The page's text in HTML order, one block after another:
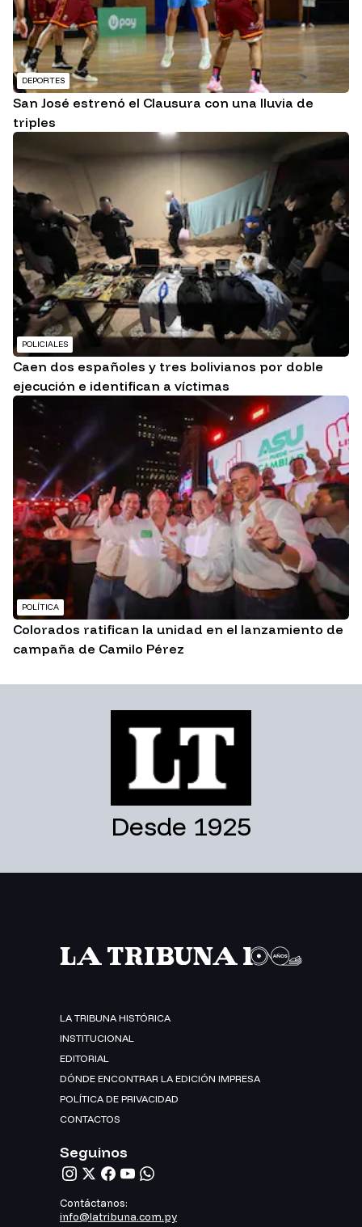
DEPORTES
San José estrenó el Clausura con una lluvia de
triples
POLICIALES
Caen dos españoles y tres bolivianos por doble
ejecución e identifican a víctimas
POLÍTICA
Colorados ratifican la unidad en el lanzamiento de
campaña de Camilo Pérez
Desde 1925
LA TRIBUNA HISTÓRICA
INSTITUCIONAL
EDITORIAL
DÓNDE ENCONTRAR LA EDICIÓN IMPRESA
POLÍTICA DE PRIVACIDAD
CONTACTOS
Seguinos
Contáctanos:
info@latribuna.com.py